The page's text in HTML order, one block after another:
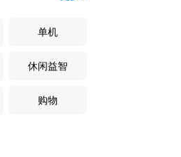
单机
休闲益智
购物